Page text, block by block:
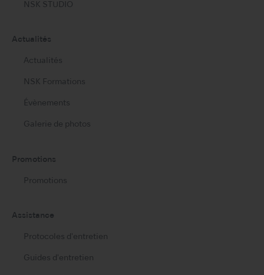
NSK STUDIO
Actualités
Actualités
NSK Formations
Évènements
Galerie de photos
Promotions
Promotions
Assistance
Protocoles d'entretien
Guides d'entretien